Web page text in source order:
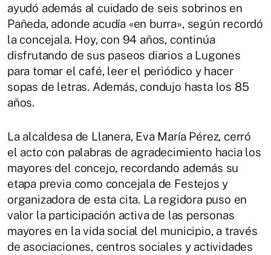
ayudó además al cuidado de seis sobrinos en
Pañeda, adonde acudía «en burra», según recordó
la concejala. Hoy, con 94 años, continúa
disfrutando de sus paseos diarios a Lugones
para tomar el café, leer el periódico y hacer
sopas de letras. Además, condujo hasta los 85
años.
La alcaldesa de Llanera, Eva María Pérez, cerró
el acto con palabras de agradecimiento hacia los
mayores del concejo, recordando además su
etapa previa como concejala de Festejos y
organizadora de esta cita. La regidora puso en
valor la participación activa de las personas
mayores en la vida social del municipio, a través
de asociaciones, centros sociales y actividades